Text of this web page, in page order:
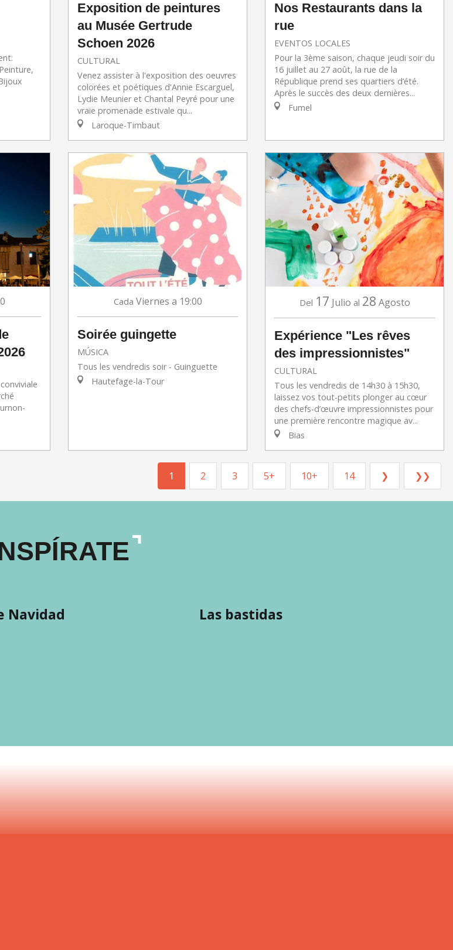
Exposition de peintures
au Musée Gertrude
Schoen 2026
CULTURAL
Venez assister à l'exposition des oeuvres
colorées et poétiques d'Annie Escarguel,
Lydie Meunier et Chantal Peyré pour une
vraie promenade estivale qu...
Laroque-Timbaut
Nos Restaurants dans la
rue
EVENTOS LOCALES
Pour la 3ème saison, chaque jeudi soir du
16 juillet au 27 août, la rue de la
République prend ses quartiers d’été.
Après le succès des deux dernières...
Fumel
Cada Viernes a 19:00
Soirée guingette
MÚSICA
Tous les vendredis soir - Guinguette
Hautefage-la-Tour
Del 17 Julio al 28 Agosto
Expérience "Les rêves
des impressionnistes"
CULTURAL
Tous les vendredis de 14h30 à 15h30,
laissez vos tout-petits plonger au cœur
des chefs-d’œuvre impressionnistes pour
une première rencontre magique av...
Bias
1 2 3 5+ 10+ 14 ❯ ❯❯
Navidad Las bastidas